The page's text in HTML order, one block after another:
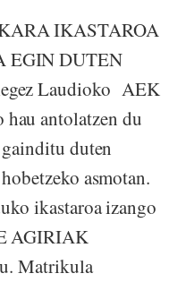
IKASTAROA
EGIN DUTEN
Laudioko AEK
antolatzen du
duten
asmotan.
ikastaroa izango
AGIRIAK
Matrikula